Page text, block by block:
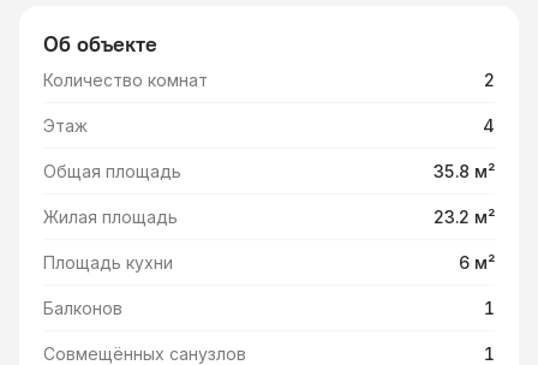
Об объекте
Количество комнат 2
Этаж 4
Общая площадь 35.8 м²
Жилая площадь 23.2 м²
Площадь кухни 6 м²
Балконов 1
Совмещённых санузлов 1